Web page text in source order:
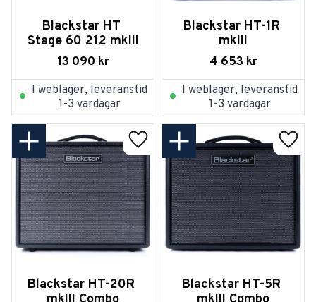
Blackstar HT
Stage 60 212 mkIII
13 090 kr
I weblager, leveranstid
1-3 vardagar
Blackstar HT-1R
mkIII
4 653 kr
I weblager, leveranstid
1-3 vardagar
Blackstar HT-20R
Lägg till i favoriter
Blackstar HT-5R